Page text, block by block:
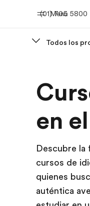
Menú
(01) 705 5800
Todos los
en
Descubre la
cursos de
quienes
auténtica